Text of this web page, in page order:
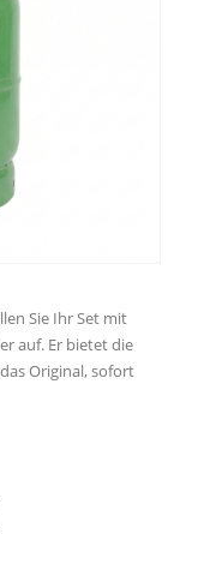
Sie Ihr Set mit
auf. Er bietet die
Original, sofort